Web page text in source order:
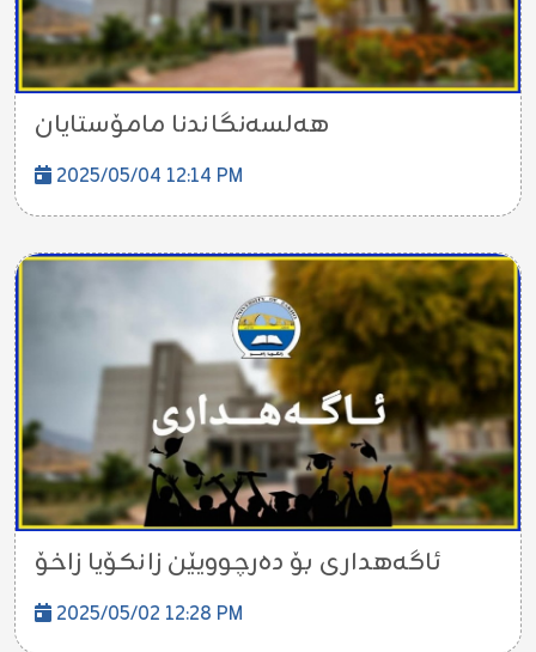
هەلسەنگاندنا مامۆستایان
2025/05/04 12:14 PM
ئاگەهداری بۆ دەرچوویێن زانکۆیا زاخۆ
2025/05/02 12:28 PM